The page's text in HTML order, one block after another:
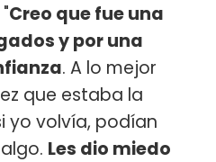
Creo que fue una
y por una
. A lo mejor
que estaba la
yo volvía, podían
Les dio miedo